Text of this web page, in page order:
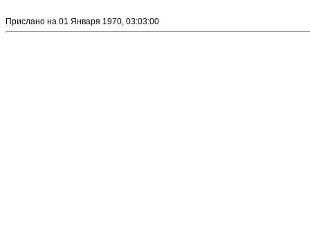
Прислано на 01 Января 1970, 03:03:00